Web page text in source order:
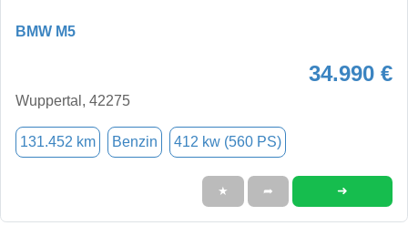
BMW M5
34.990 €
Wuppertal, 42275
131.452 km Benzin 412 kw (560 PS)
★ ➦ ➜